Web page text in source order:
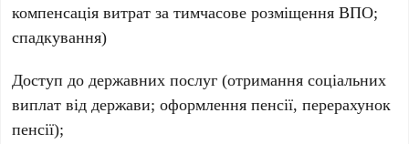
компенсація витрат за тимчасове розміщення ВПО;
спадкування)
Доступ до державних послуг (отримання соціальних
виплат від держави; оформлення пенсії, перерахунок
пенсії);